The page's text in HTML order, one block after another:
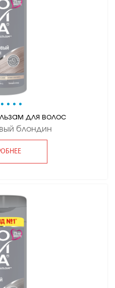
• • • •
для волос
блондин